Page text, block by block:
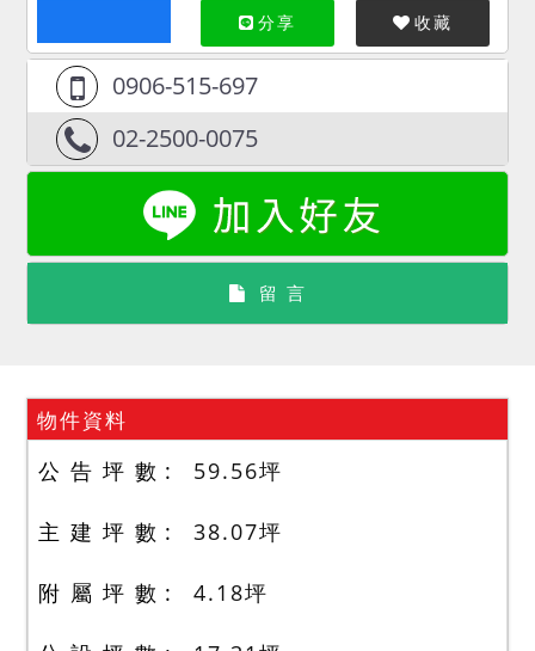
分享 收藏
0906-515-697
02-2500-0075
留 言
物件資料
公 告 坪 數 59.56坪
主 建 坪 數 38.07坪
附 屬 坪 數 4.18坪